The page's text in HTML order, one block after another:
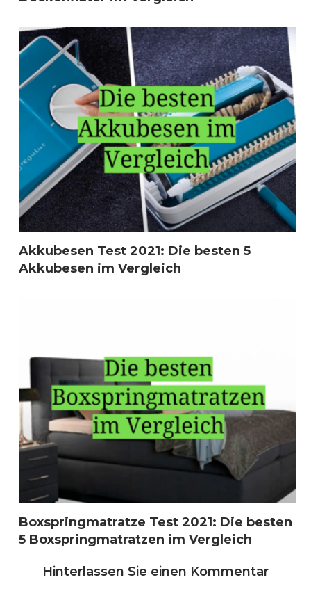
Akkubesen Test 2021: Die besten 5
Akkubesen im Vergleich
Boxspringmatratze Test 2021: Die besten
5 Boxspringmatratzen im Vergleich
Hinterlassen Sie einen Kommentar